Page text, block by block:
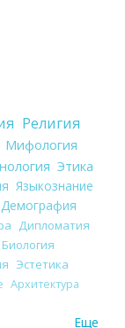
Религия
Мифология
Этика
Языкознание
Демография
Дипломатия
Биология
Эстетика
Архитектура
Еще